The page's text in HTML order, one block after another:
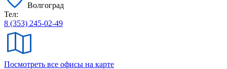
Волгоград
Тел:
8 (353) 245-02-49
Посмотреть все офисы на карте